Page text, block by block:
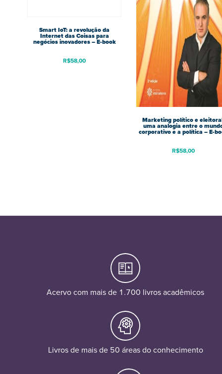
Smart IoT: a revolução da
Internet das Coisas para
negócios inovadores – E-book
R$58,00
Marketing político e
uma analogia entre o
corporativo e a política – E-
R$58,00
Acervo com mais de 1.700 livros acadêmicos
Livros de mais de 50 áreas do conhecimento